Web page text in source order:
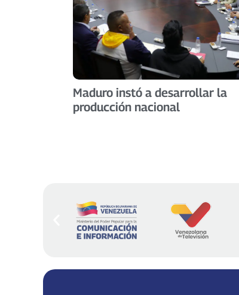
Maduro instó a desarrollar la
producción nacional